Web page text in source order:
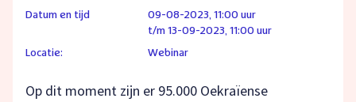
Datum en tijd
09-08-2023, 11:00 uur
t/m 13-09-2023, 11:00 uur
Locatie:
Webinar
Op dit moment zijn er 95.000 Oekraïense